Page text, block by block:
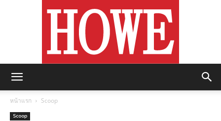
หน้าแรก Scoop
Scoop